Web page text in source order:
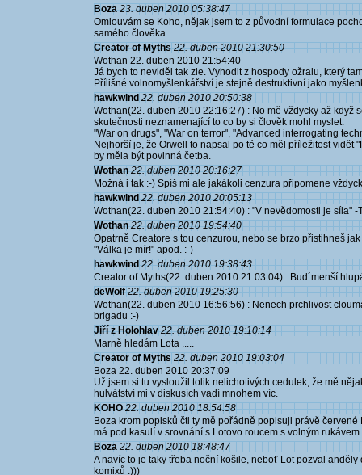
Boza 23. duben 2010 05:38:47
Omlouvám se Koho, nějak jsem to z původní formulace
samého člověka.
Creator of Myths 22. duben 2010 21:30:50
Wothan 22. duben 2010 21:54:40
Já bych to neviděl tak zle. Vyhodit z hospody ožralu, který
Přílišné volnomyšlenkářství je stejně destruktivní jako
hawkwind 22. duben 2010 20:50:38
Wothan(22. duben 2010 22:16:27) : No mě vždycky až když
skutečnosti neznamenající to co by si člověk mohl myslet.
"War on drugs", "War on terror", "Advanced interrogating
Nejhorší je, že Orwell to napsal po té co měl příležitost vidět
by měla být povinná četba.
Wothan 22. duben 2010 20:16:27
Možná i tak :-) Spíš mi ale jakákoli cenzura připomene
hawkwind 22. duben 2010 20:05:13
Wothan(22. duben 2010 21:54:40) : "V nevědomosti je síla"
Wothan 22. duben 2010 19:54:40
Opatrně Creatore s tou cenzurou, nebo se brzo přistihneš
"Válka je mír!" apod. :-)
hawkwind 22. duben 2010 19:38:43
Creator of Myths(22. duben 2010 21:03:04) : Bud´menší
deWolf 22. duben 2010 19:25:30
Wothan(22. duben 2010 16:56:56) : Nenech prchlivost
brigadu :-)
Jiří z Holohlav 22. duben 2010 19:10:14
Marně hledám Lota .....
Creator of Myths 22. duben 2010 19:03:04
Boza 22. duben 2010 20:37:09
Už jsem si tu vysloužil tolik nelichotivých cedulek, že mě
hulvátství mi v diskusích vadí mnohem víc.
KOHO 22. duben 2010 18:54:58
Boza krom popisků čti ty mě pořádně popisuji právě
má pod kasulí v srovnání s Lotovo roucem s volným rukávem.
Boza 22. duben 2010 18:48:47
A navíc to je taky třeba noční košile, neboť Lot pozval
komixů :)))